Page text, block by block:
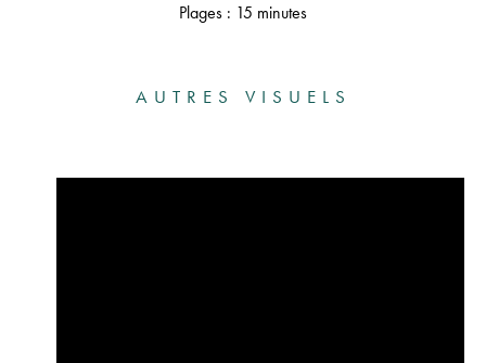
Plages : 15 minutes
AUTRES VISUELS